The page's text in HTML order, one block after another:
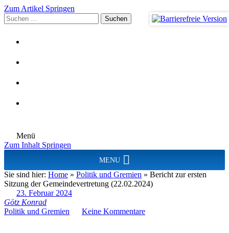
Zum Artikel Springen
Suchen
nach:
Menü
Zum Inhalt Springen
MENU
Sie sind hier: Home » Politik und Gremien » Bericht zur ersten
Sitzung der Gemeindevertretung (22.02.2024)
23. Februar 2024
Götz Konrad
Politik und Gremien
Keine Kommentare